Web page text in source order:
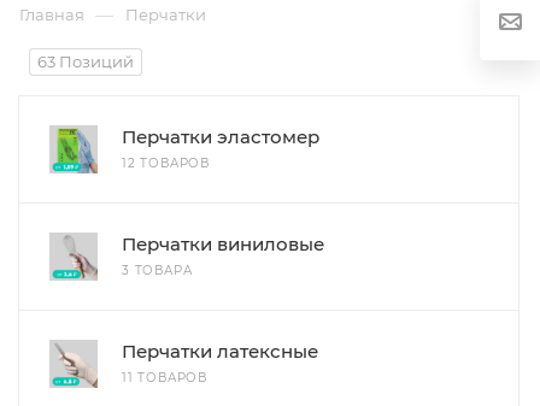
63 Позиций
Главная — Перчатки
Перчатки эластомер
12 ТОВАРОВ
Перчатки виниловые
3 ТОВАРА
Перчатки латексные
11 ТОВАРОВ